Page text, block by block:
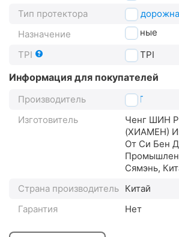
Тип протектора
Назначение
горные
TPI
27 TPI
Информация для покупателей
Производитель
CST
Изготовитель
Ченг ШИН
(XИАМЕН)
От Си Бен
Сямэнь,
Страна производитель Китай
Гарантия
Нет